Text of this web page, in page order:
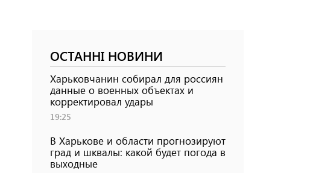
ОСТАННІ НОВИНИ
Харьковчанин собирал для россиян
данные о военных объектах и ​​
корректировал удары
19:25
В Харькове и области прогнозируют
град и шквалы: какой будет погода в
выходные